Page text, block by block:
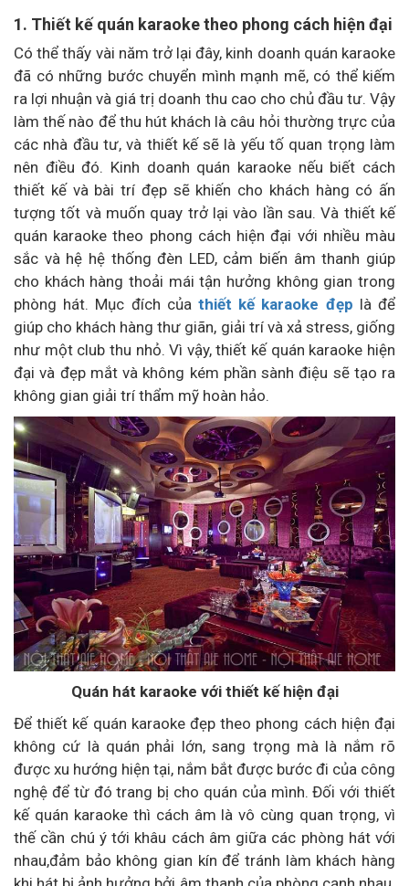
1. Thiết kế quán karaoke theo phong cách hiện đại
Có thể thấy vài năm trở lại đây, kinh doanh quán karaoke
đã có những bước chuyển mình mạnh mẽ, có thể kiếm
ra lợi nhuận và giá trị doanh thu cao cho chủ đầu tư. Vậy
làm thế nào để thu hút khách là câu hỏi thường trực của
các nhà đầu tư, và thiết kế sẽ là yếu tố quan trọng làm
nên điều đó. Kinh doanh quán karaoke nếu biết cách
thiết kế và bài trí đẹp sẽ khiến cho khách hàng có ấn
tượng tốt và muốn quay trở lại vào lần sau. Và thiết kế
quán karaoke theo phong cách hiện đại với nhiều màu
sắc và hệ hệ thống đèn LED, cảm biến âm thanh giúp
cho khách hàng thoải mái tận hưởng không gian trong
phòng hát. Mục đích của thiết kế karaoke đẹp là để
giúp cho khách hàng thư giãn, giải trí và xả stress, giống
như một club thu nhỏ. Vì vậy, thiết kế quán karaoke hiện
đại và đẹp mắt và không kém phần sành điệu sẽ tạo ra
không gian giải trí thẩm mỹ hoàn hảo.
Quán hát karaoke với thiết kế hiện đại
Để thiết kế quán karaoke đẹp theo phong cách hiện đại
không cứ là quán phải lớn, sang trọng mà là nắm rõ
được xu hướng hiện tại, nắm bắt được bước đi của công
nghệ để từ đó trang bị cho quán của mình. Đối với thiết
kế quán karaoke thì cách âm là vô cùng quan trọng, vì
thế cần chú ý tới khâu cách âm giữa các phòng hát với
nhau,đảm bảo không gian kín để tránh làm khách hàng